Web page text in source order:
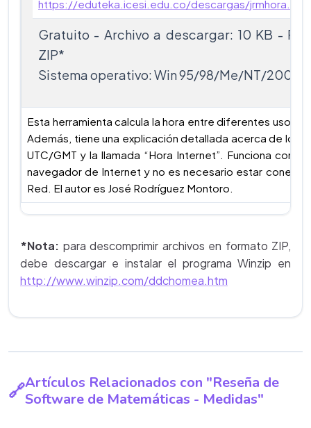
https://eduteka.icesi.edu.co/descargas/jrmhora.zip
Gratuito - Archivo a descargar: 10 KB -
ZIP*
Sistema operativo: Win 95/98/Me/NT/2000/
Esta herramienta calcula la hora entre diferentes usos
Además, tiene una explicación detallada acerca de los
UTC/GMT y la llamada “Hora Internet”. Funciona con
navegador de Internet y no es necesario estar
Red. El autor es José Rodríguez Montoro.
*Nota: para descomprimir archivos en formato ZIP,
debe descargar e instalar el programa Winzip en
http://www.winzip.com/ddchomea.htm
Artículos Relacionados con "Reseña de
Software de Matemáticas - Medidas"